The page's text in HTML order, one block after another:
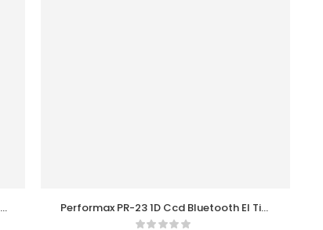
Performax PR-23 1D Ccd Bluetooth El Tipi
Barkod Okuyucu